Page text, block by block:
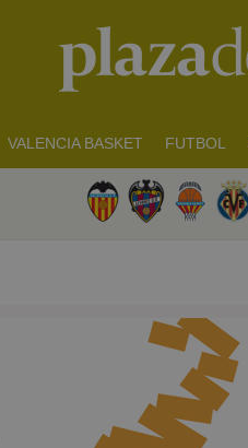
VALENCIA BASKET FUTBOL